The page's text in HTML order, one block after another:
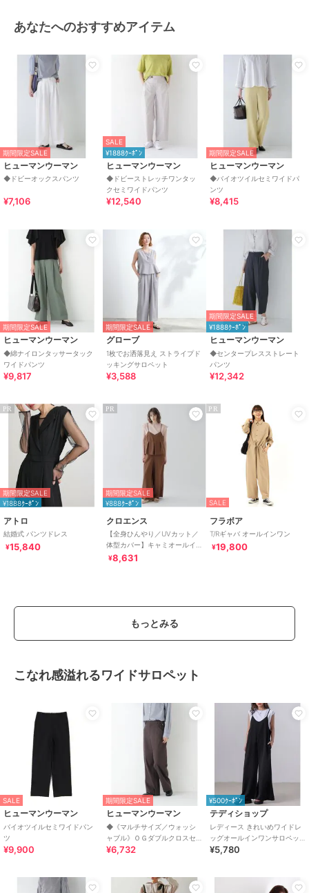
あなたへのおすすめアイテム
期間限定SALE
ヒューマンウーマン
◆ドビーオックスパンツ
¥7,106
SALE
¥1888ｸｰﾎﾟﾝ
ヒューマンウーマン
◆ドビーストレッチワンタッ
クセミワイドパンツ
¥12,540
期間限定SALE
ヒューマンウーマン
◆バイオツイルセミワイドパ
ンツ
¥8,415
期間限定SALE
ヒューマンウーマン
◆綿ナイロンタッサータック
ワイドパンツ
¥9,817
期間限定SALE
グローブ
1枚でお洒落見え ストライプド
ッキングサロペット
¥3,588
期間限定SALE
¥1888ｸｰﾎﾟﾝ
ヒューマンウーマン
◆センタープレスストレート
パンツ
¥12,342
PR
期間限定SALE
¥1888ｸｰﾎﾟﾝ
アトロ
結婚式 パンツドレス
¥15,840
PR
期間限定SALE
¥888ｸｰﾎﾟﾝ
クロエンス
【全身ひんやり／UVカット／
体型カバー】キャミオールイ
ンワン
¥8,631
PR
SALE
フラボア
T/Rギャバ オールインワン
¥19,800
もっとみる
こなれ感溢れるワイドサロペット
SALE
ヒューマンウーマン
バイオツイルセミワイドパン
ツ
¥9,900
期間限定SALE
ヒューマンウーマン
◆《マルチサイズ／ウォッシ
ャブル》ＯＧダブルクロスセ
ミワイドパンツ
¥6,732
¥500ｸｰﾎﾟﾝ
テディショップ
レディース きれいめワイドレ
ッグオールインワンサロペッ
ト/オーバーオール
¥5,780